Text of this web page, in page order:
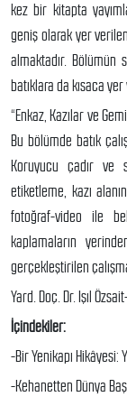
kez bir kitapta
geniş olarak yer
almaktadır. Bölümün
batıklara da kısaca
“Enkaz, Kazılar ve
Bu bölümde batık
Koruyucu çadır ve
etiketleme, kazı
fotoğraf-video ile
kaplamaların
gerçekleştirilen
Yard. Doç. Dr. Işıl
İçindekiler:
-Bir Yenikapı Hikâyesi:
-Kehanetten Dünya